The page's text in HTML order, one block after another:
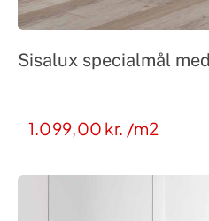
Sisalux specialmål
1.099,00 kr. /m2